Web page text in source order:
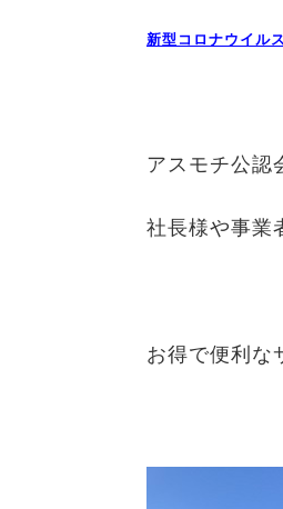
新型コロナウイル
アスモチ公認
社長様や事業
お得で便利な